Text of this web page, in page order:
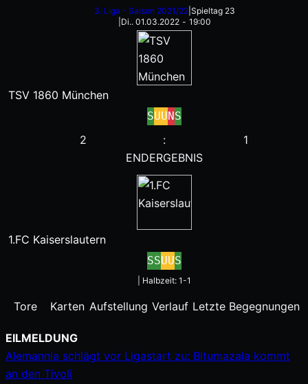
3. Liga - Saison 2021/22| Spieltag 23
Di.. 01.03.2022 - 19:00
TSV 1860 München
SUUNS
2 :
1
ENDERGEBNIS
1.FC Kaiserslautern
SSUUS
Halbzeit: 1-1
Tore Karten Aufstellung Verlauf Letzte Begegnungen
Zum
Inhalt
springen
EILMELDUNG
Alemannia schlägt vor Ligastart zu: Bitumazala kommt
an den Tivoli